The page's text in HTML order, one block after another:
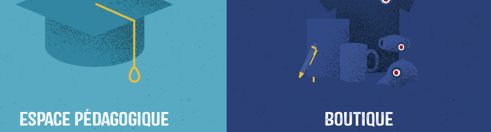
Espace Pédagogique Boutique